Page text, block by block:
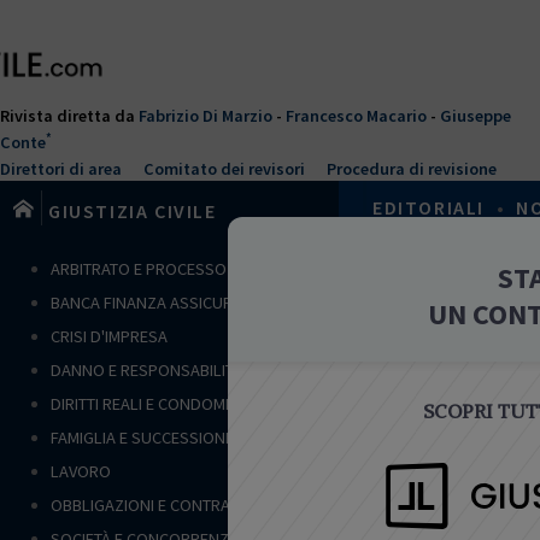
UN
SCOPRI
contenuto
Rivista diretta da Fabrizio Di Marzio - Francesco Macario - Giuseppe
Conte*
Direttori di area Comitato dei revisori Procedura di revisione
GIUSTIZIA CIVILE EDITORIALI •
i
Lavoro
NOTE
LAVORO
Il
ARBITRATO E PROCESSO CIVILE
BANCA FINANZA ASSICURAZIONI
CRISI D'IMPRESA
DANNO E RESPONSABILITÀ
DIRITTI REALI E CONDOMINIO
FAMIGLIA E SUCCESSIONI
LAVORO
OBBLIGAZIONI E CONTRATTI